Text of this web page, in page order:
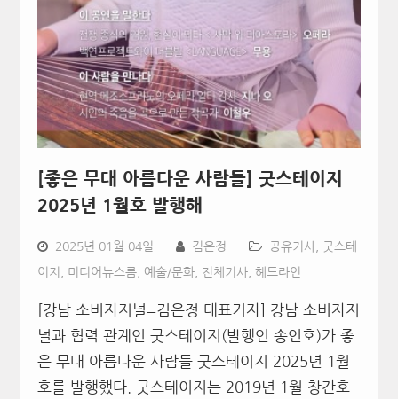
[좋은 무대 아름다운 사람들] 굿스테이지
2025년 1월호 발행해
2025년 01월 04일 김은정 공유기사, 굿스테
이지 미디어뉴스룸, 예술/문화, 전체기사, 헤드라인
[강남 소비자저널=김은정 대표기자] 강남 소비자저
널과 협력 관계인 굿스테이지(발행인 송인호)가 좋
은 무대 아름다운 사람들 굿스테이지 2025년 1월
호를 발행했다. 굿스테이지는 2019년 1월 창간호